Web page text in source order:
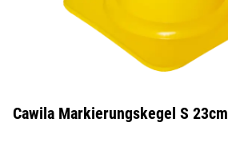
Cawila Markierungskegel S 23cm